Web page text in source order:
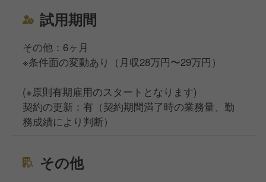
試用期間
その他：6ヶ月
※条件面の変動あり（月収28万円〜29万円）
(※原則有期雇用のスタートとなります)
契約の更新：有（契約期間満了時の業務量、勤
務成績により判断）
その他